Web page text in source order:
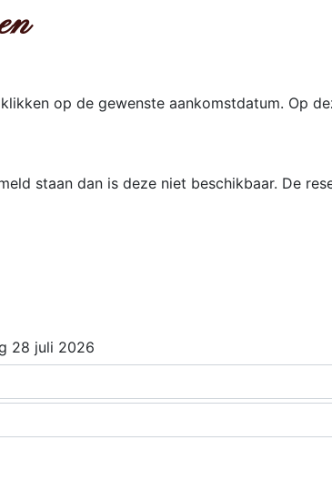
op de gewenste aankomstdatum. Op
staan dan is deze niet beschikbaar. De
28 juli 2026